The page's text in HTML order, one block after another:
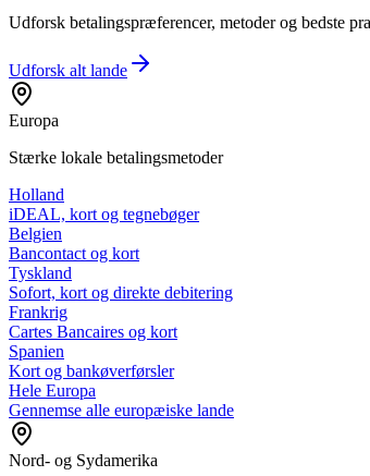
Udforsk betalingspræferencer, metoder og bedste
Udforsk alt lande
Europa
Stærke lokale betalingsmetoder
Holland
iDEAL, kort og tegnebøger
Belgien
Bancontact og kort
Tyskland
Sofort, kort og direkte debitering
Frankrig
Cartes Bancaires og kort
Spanien
Kort og bankøverførsler
Hele Europa
Gennemse alle europæiske lande
Nord- og Sydamerika